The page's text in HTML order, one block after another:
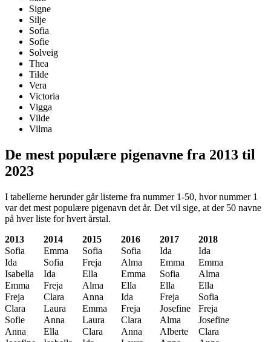
Signe
Silje
Sofia
Sofie
Solveig
Thea
Tilde
Vera
Victoria
Vigga
Vilde
Vilma
De mest populære pigenavne fra 2013 til
2023
I tabellerne herunder går listerne fra nummer 1-50, hvor nummer 1
var det mest populære pigenavn det år. Det vil sige, at der 50 navne
på hver liste for hvert årstal.
2013
2014 2015 2016 2017
2018
Sofia
Emma Sofia Sofia Ida
Ida
Ida
Sofia Freja Alma Emma
Emma
Isabella
Ida Ella Emma Sofia
Alma
Emma
Freja Alma Ella Ella
Ella
Freja
Clara Anna Ida Freja
Sofia
Clara
Laura Emma Freja Josefine
Freja
Sofie
Anna Laura Clara Alma
Josefine
Anna
Ella Clara Anna Alberte
Clara